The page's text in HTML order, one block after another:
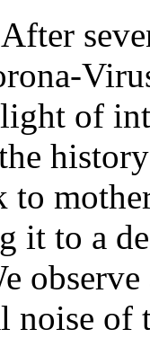
of
to
it to a
noise of